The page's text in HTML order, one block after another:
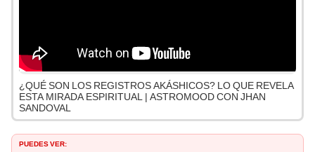
¿QUÉ SON LOS REGISTROS AKÁSHICOS? LO QUE REVELA
ESTA MIRADA ESPIRITUAL | ASTROMOOD CON JHAN
SANDOVAL
PUEDES VER: